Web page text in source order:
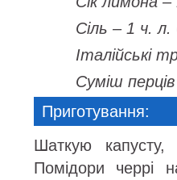
Сіль – 1 ч. л.
Італійські
Суміш
Приготування:
Шаткую
Помідори черрі